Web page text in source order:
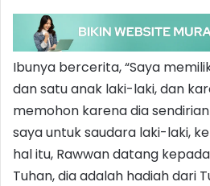
Ibunya bercerita, “Saya
dan satu anak laki-laki, dan
memohon karena dia
saya untuk saudara laki-laki,
hal itu, Rawwan datang
Tuhan, dia adalah hadiah dari